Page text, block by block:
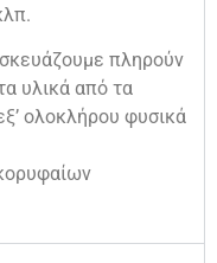
πληρούν
υλικά από τα
ολοκλήρου φυσικά